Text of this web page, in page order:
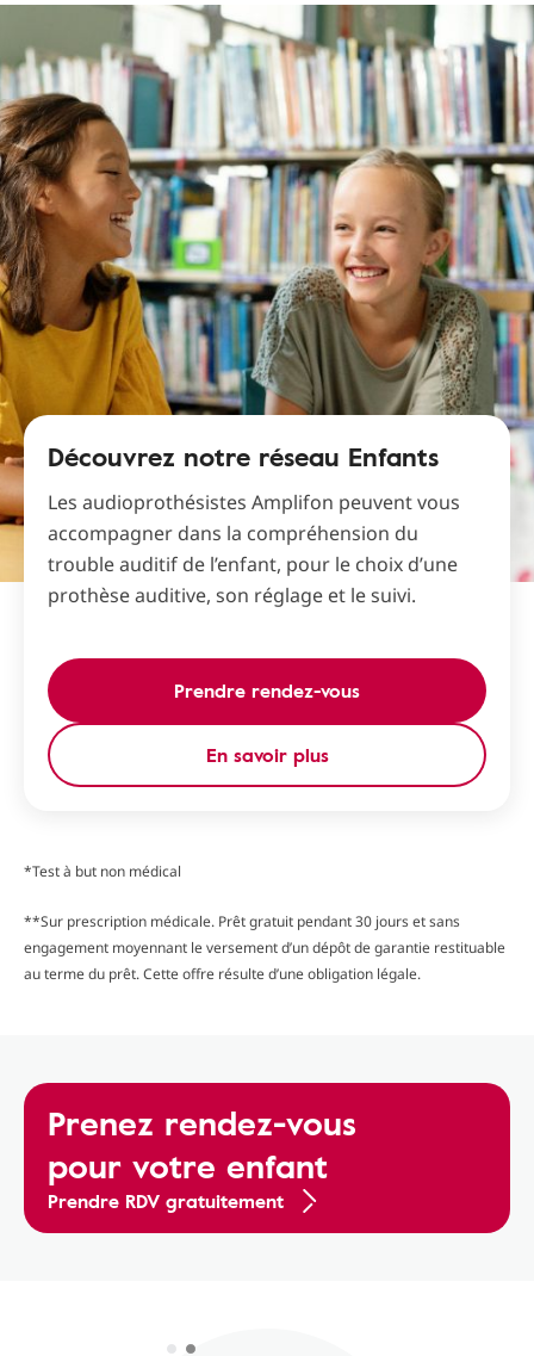
Découvrez notre réseau Enfants
Les audioprothésistes Amplifon peuvent vous
accompagner dans la compréhension du
trouble auditif de l’enfant, pour le choix d’une
prothèse auditive, son réglage et le suivi.
Prendre rendez-vous
En savoir plus
*Test à but non médical
**Sur prescription médicale. Prêt gratuit pendant 30 jours et sans
engagement moyennant le versement d’un dépôt de garantie restituable
au terme du prêt. Cette offre résulte d’une obligation légale.
Prenez rendez-vous
pour votre enfant
Prendre RDV gratuitement